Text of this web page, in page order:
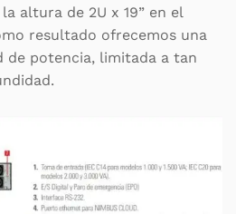
altura de 2U x 19” en el
resultado ofrecemos una
de potencia, limitada a tan